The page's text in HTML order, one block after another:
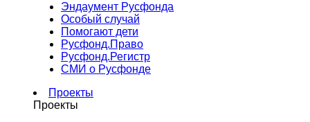
Эндаумент Русфонда
Особый случай
Помогают дети
Русфонд.Право
Русфонд.Регистр
СМИ о Русфонде
Проекты
Проекты